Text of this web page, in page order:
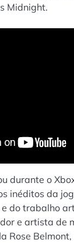
Midnight.
durante o
inéditos da
do trabalho
e artista de
Rose